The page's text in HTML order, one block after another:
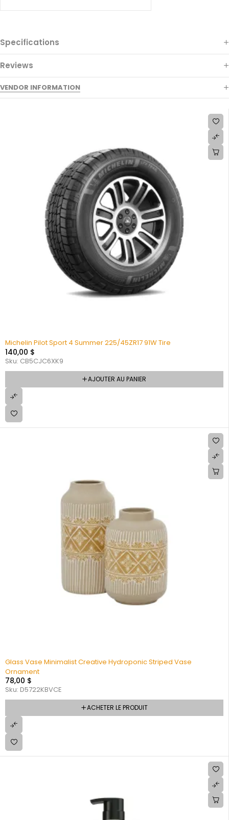
Specifications
Reviews
VENDOR INFORMATION
Michelin Pilot Sport 4 Summer 225/45ZR17 91W Tire
140,00 $
Sku: CB5CJC6XK9
AJOUTER AU PANIER
Glass Vase Minimalist Creative Hydroponic Striped Vase
Ornament
78,00 $
Sku: D5722KBVCE
ACHETER LE PRODUIT